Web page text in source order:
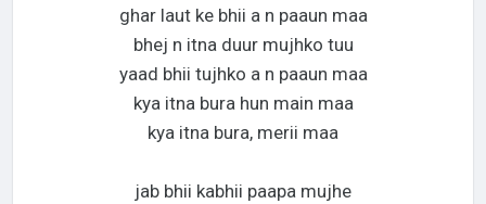
ghar laut ke bhii a n paaun maa
bhej n itna duur mujhko tuu
yaad bhii tujhko a n paaun maa
kya itna bura hun main maa
kya itna bura, merii maa
jab bhii kabhii paapa mujhe